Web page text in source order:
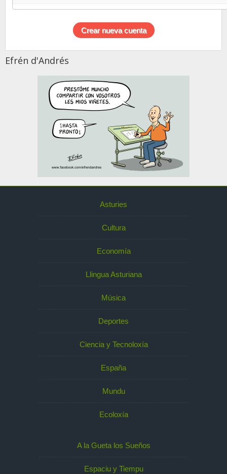
Efrén d'Andrés
Asturies
Cultura
Economía
Llingua Asturiana
Música
Deportes
Ciencia y Tecnoloxía
España
Mundu
Ecoloxía
A la Gueta los Sueños
Espaciu y Tiempu